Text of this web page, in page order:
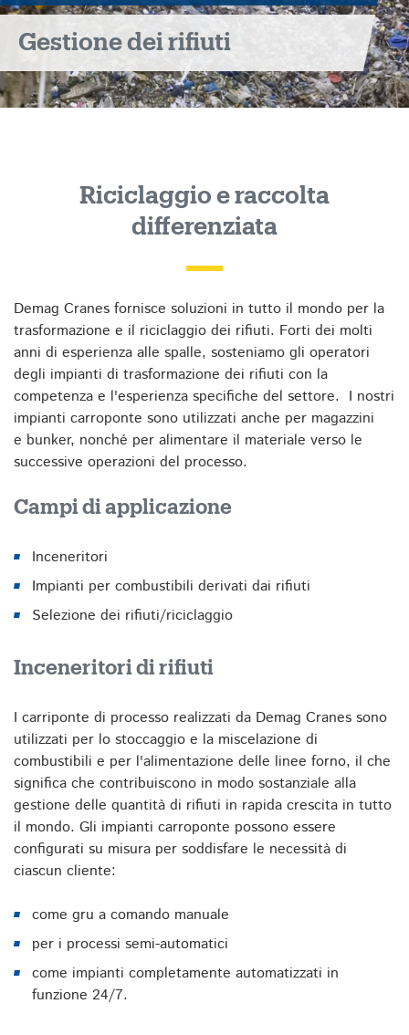
Gestione dei rifiuti
Riciclaggio e raccolta
differenziata
Demag Cranes fornisce soluzioni in tutto il mondo per la
trasformazione e il riciclaggio dei rifiuti. Forti dei molti
anni di esperienza alle spalle, sosteniamo gli operatori
degli impianti di trasformazione dei rifiuti con la
competenza e l'esperienza specifiche del settore. I nostri
impianti carroponte sono utilizzati anche per magazzini
e bunker, nonché per alimentare il materiale verso le
successive operazioni del processo.
Campi di applicazione
Inceneritori
Impianti per combustibili derivati dai rifiuti
Selezione dei rifiuti/riciclaggio
Inceneritori di rifiuti
I carriponte di processo realizzati da Demag Cranes sono
utilizzati per lo stoccaggio e la miscelazione di
combustibili e per l'alimentazione delle linee forno, il che
significa che contribuiscono in modo sostanziale alla
gestione delle quantità di rifiuti in rapida crescita in tutto
il mondo. Gli impianti carroponte possono essere
configurati su misura per soddisfare le necessità di
ciascun cliente:
come gru a comando manuale
per i processi semi-automatici
come impianti completamente automatizzati in
funzione 24/7.